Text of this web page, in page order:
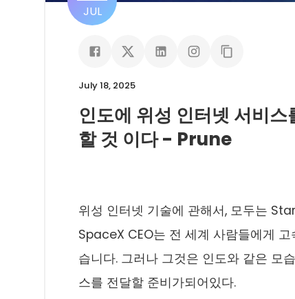
JUL
July 18, 2025
인도에 위성 인터넷 서비
할 것 이다 - Prune
위성 인터넷 기술에 관해서, 모두는
SpaceX CEO는 전 세계 사람들에게
습니다. 그러나 그것은 인도와 같은 모
스를 전달할 준비가되어있다.